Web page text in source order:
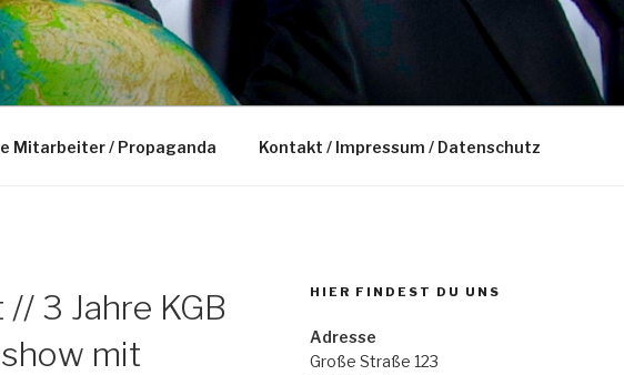
Mitarbeiter / Propaganda Kontakt / Impressum / Datenschutz
3 Jahre KGB
mit
HIER FINDEST DU UNS
Adresse
Große Straße 123